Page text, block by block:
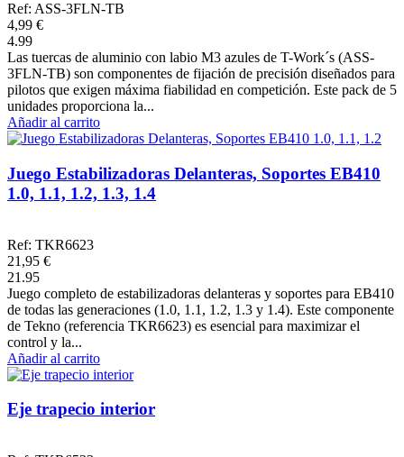
Ref: ASS-3FLN-TB
4,99 €
4.99
Las tuercas de aluminio con labio M3 azules de T-Work´s (ASS-
3FLN-TB) son componentes de fijación de precisión diseñados para
pilotos que exigen máxima fiabilidad en competición. Este pack de 5
unidades proporciona la...
Añadir al carrito
Juego Estabilizadoras Delanteras, Soportes EB410
1.0, 1.1, 1.2, 1.3, 1.4
Ref: TKR6623
21,95 €
21.95
Juego completo de estabilizadoras delanteras y soportes para EB410
de todas las generaciones (1.0, 1.1, 1.2, 1.3 y 1.4). Este componente
de Tekno (referencia TKR6623) es esencial para maximizar el
control y la...
Añadir al carrito
Eje trapecio interior